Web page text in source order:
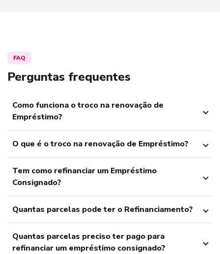
FAQ
Perguntas frequentes
Como funciona o troco na renovação de
Empréstimo?
O que é o troco na renovação de Empréstimo?
Tem como refinanciar um Empréstimo
Consignado?
Quantas parcelas pode ter o Refinanciamento?
Quantas parcelas preciso ter pago para
refinanciar um empréstimo consignado?